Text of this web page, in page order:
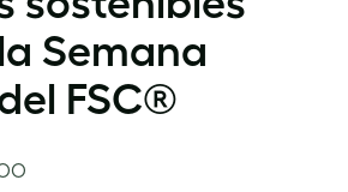
Semana
FSC®